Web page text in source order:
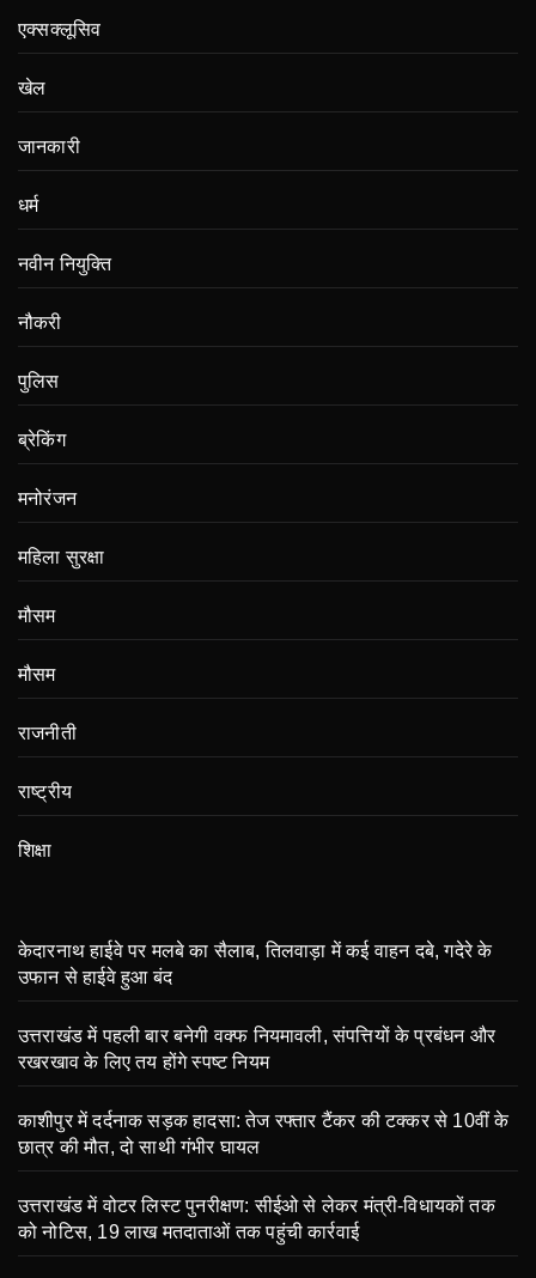
एक्सक्लूसिव
खेल
जानकारी
धर्म
नवीन नियुक्ति
नौकरी
पुलिस
ब्रेकिंग
मनोरंजन
महिला सुरक्षा
मौसम
मौसम
राजनीती
राष्ट्रीय
शिक्षा
केदारनाथ हाईवे पर मलबे का सैलाब, तिलवाड़ा में कई वाहन दबे, गदेरे के
उफान से हाईवे हुआ बंद
उत्तराखंड में पहली बार बनेगी वक्फ नियमावली, संपत्तियों के प्रबंधन और
रखरखाव के लिए तय होंगे स्पष्ट नियम
काशीपुर में दर्दनाक सड़क हादसा: तेज रफ्तार टैंकर की टक्कर से 10वीं के
छात्र की मौत, दो साथी गंभीर घायल
उत्तराखंड में वोटर लिस्ट पुनरीक्षण: सीईओ से लेकर मंत्री-विधायकों तक
को नोटिस, 19 लाख मतदाताओं तक पहुंची कार्रवाई